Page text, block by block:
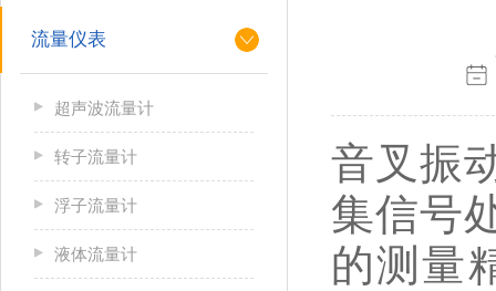
流量仪表
超声波流量计
转子流量计
浮子流量计
液体流量计
音叉振
集信号
的测量